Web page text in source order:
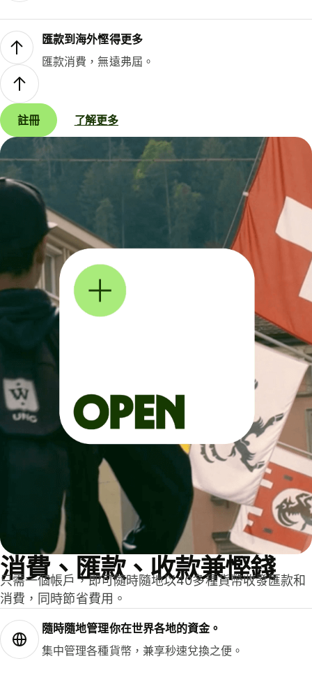
匯款到海外慳得更多
匯款消費，無遠弗屆。
註冊 了解更多
消費、匯款、收款兼慳錢
只需一個帳戶，即可隨時隨地以40多種貨幣收發匯款和
消費，同時節省費用。
隨時隨地管理你在世界各地的資金。
集中管理各種貨幣，兼享秒速兌換之便。